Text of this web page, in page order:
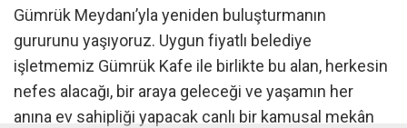
Gümrük Meydanı’yla yeniden buluşturmanın
gururunu yaşıyoruz. Uygun fiyatlı belediye
işletmemiz Gümrük Kafe ile birlikte bu alan, herkesin
nefes alacağı, bir araya geleceği ve yaşamın her
anına ev sahipliği yapacak canlı bir kamusal mekân